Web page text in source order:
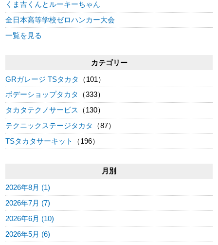
くま吉くんとルーキーちゃん
全日本高等学校ゼロハンカー大会
一覧を見る
カテゴリー
GRガレージ TSタカタ
（101）
ボデーショップタカタ
（333）
タカタテクノサービス
（130）
テクニックステージタカタ
（87）
TSタカタサーキット
（196）
月別
2026年8月 (1)
2026年7月 (7)
2026年6月 (10)
2026年5月 (6)